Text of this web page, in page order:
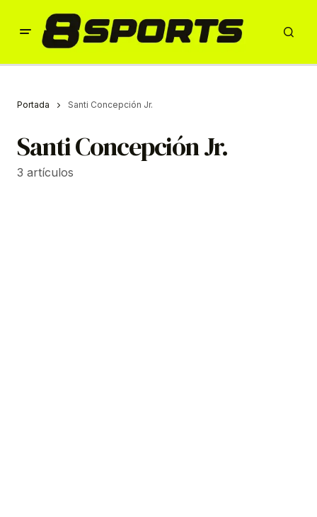
Portada Santi Concepción Jr.
Santi Concepción Jr.
3 artículos